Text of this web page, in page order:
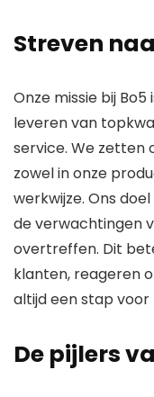
Streven
Onze missie bij
leveren van
service. We zetten
zowel in onze
werkwijze. Ons
de verwachtingen
overtreffen. Dit
klanten, reageren
altijd een stap voor
De pijlers